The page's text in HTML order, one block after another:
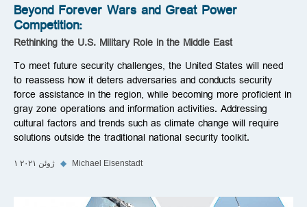
Beyond Forever Wars and Great Power
Competition:
Rethinking the U.S. Military Role in the Middle East
To meet future security challenges, the United States will need
to reassess how it deters adversaries and conducts security
force assistance in the region, while becoming more proficient in
gray zone operations and information activities. Addressing
cultural factors and trends such as climate change will require
solutions outside the traditional national security toolkit.
۱ ژوئن ۲۰۲۱ ◆ Michael Eisenstadt